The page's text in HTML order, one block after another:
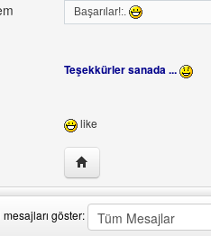
Başarılar!:.
Teşekkürler sanada ...
like
Yazarın web sitesini
göster: